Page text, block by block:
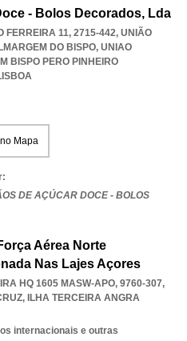
- Bolos Decorados, Lda
FERREIRA 11, 2715-442, UNIÃO
DO BISPO, UNIAO
BISPO PERO PINHEIRO
Mapa
DE AÇÚCAR DOCE - BOLOS
Aérea Norte
Nas Lajes Açores
HQ 1605 MASW-APO, 9760-307,
, ILHA TERCEIRA ANGRA
internacionais e outras